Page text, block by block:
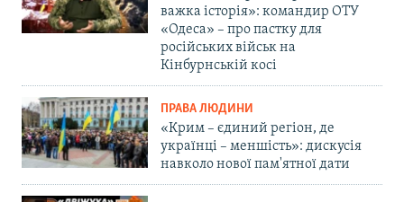
важка історія»: командир ОТУ
«Одеса» – про пастку для
російських військ на
Кінбурнській косі
ПРАВА ЛЮДИНИ
«Крим – єдиний регіон, де
українці – меншість»: дискусія
навколо нової пам'ятної дати